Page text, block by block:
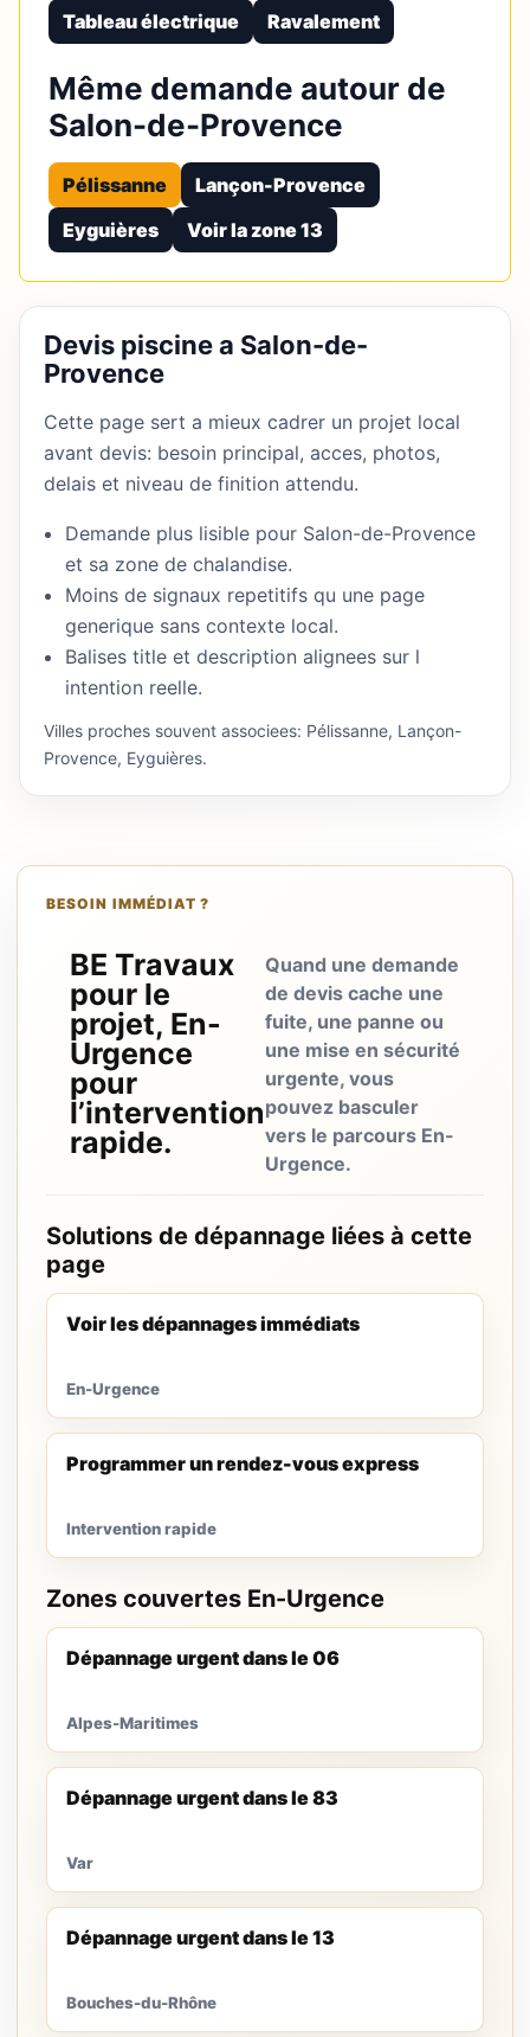
Tableau électrique
Ravalement
Même demande autour de
Salon-de-Provence
Pélissanne
Lançon-Provence
Eyguières
Voir la zone 13
Devis piscine a Salon-de-
Provence
Cette page sert a mieux cadrer un projet local
avant devis: besoin principal, acces, photos,
delais et niveau de finition attendu.
Demande plus lisible pour Salon-de-Provence
et sa zone de chalandise.
Moins de signaux repetitifs qu une page
generique sans contexte local.
Balises title et description alignees sur l
intention reelle.
Villes proches souvent associees: Pélissanne, Lançon-
Provence, Eyguières.
BESOIN IMMÉDIAT ?
BE Travaux
pour le
projet, En-
Urgence
pour
l’intervention
rapide.
Quand une demande
de devis cache une
fuite, une panne ou
une mise en sécurité
urgente, vous
pouvez basculer
vers le parcours En-
Urgence.
Solutions de dépannage liées à cette
page
Voir les dépannages immédiats
En-Urgence
Programmer un rendez-vous express
Intervention rapide
Zones couvertes En-Urgence
Dépannage urgent dans le 06
Alpes-Maritimes
Dépannage urgent dans le 83
Var
Dépannage urgent dans le 13
Bouches-du-Rhône